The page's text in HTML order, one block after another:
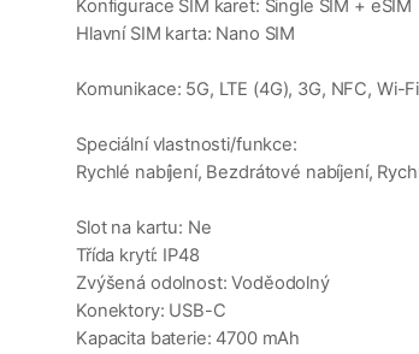
Konfigurace SIM karet: Single SIM + eSIM
Hlavní SIM karta: Nano SIM
Komunikace: 5G, LTE (4G), 3G, NFC, Wi-
Speciální vlastnosti/funkce:
Rychlé nabíjení, Bezdrátové nabíjení,
Slot na kartu: Ne
Třída krytí: IP48
Zvýšená odolnost: Voděodolný
Konektory: USB-C
Kapacita baterie: 4700 mAh